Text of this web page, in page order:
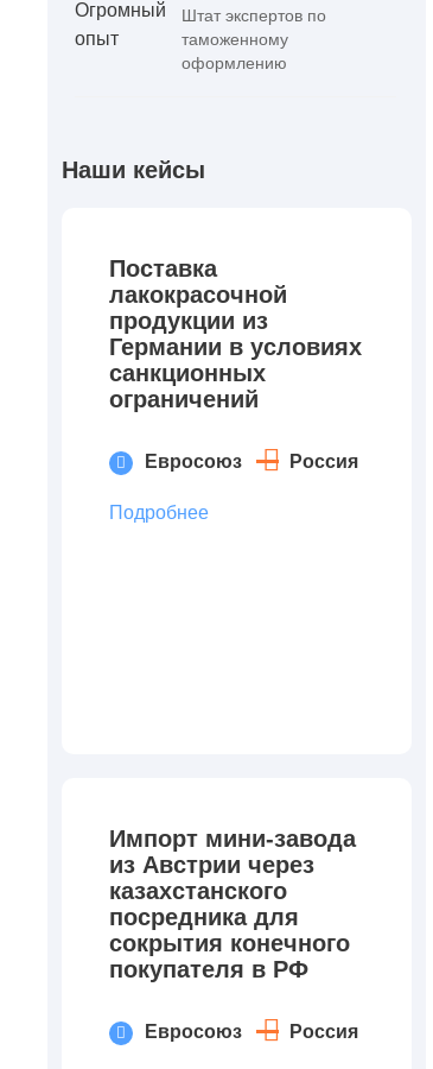
Штат экспертов по
таможенному
оформлению
Наши кейсы
Поставка
лакокрасочной
продукции из
Германии в условиях
санкционных
ограничений
Евросоюз Россия
Подробнее
Импорт мини-завода
из Австрии через
казахстанского
посредника для
сокрытия конечного
покупателя в РФ
Евросоюз Россия